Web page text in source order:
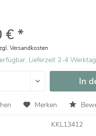
€ *
Versandkosten
Lieferzeit 2-4
In
Merken
KKL13412